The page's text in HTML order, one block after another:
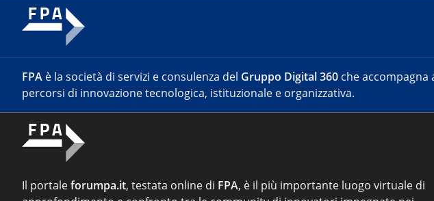
FPA è la società di servizi e consulenza del Gruppo Digital 360 che
percorsi di innovazione tecnologica, istituzionale e organizzativa.
Il portaleforumpa.it, testata online di FPA, è il più importante luogo virtuale di